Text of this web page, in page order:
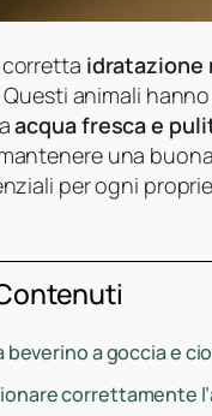
idratazione
Questi animali
acqua fresca e
una
per ogni
beverino a goccia e
correttamente